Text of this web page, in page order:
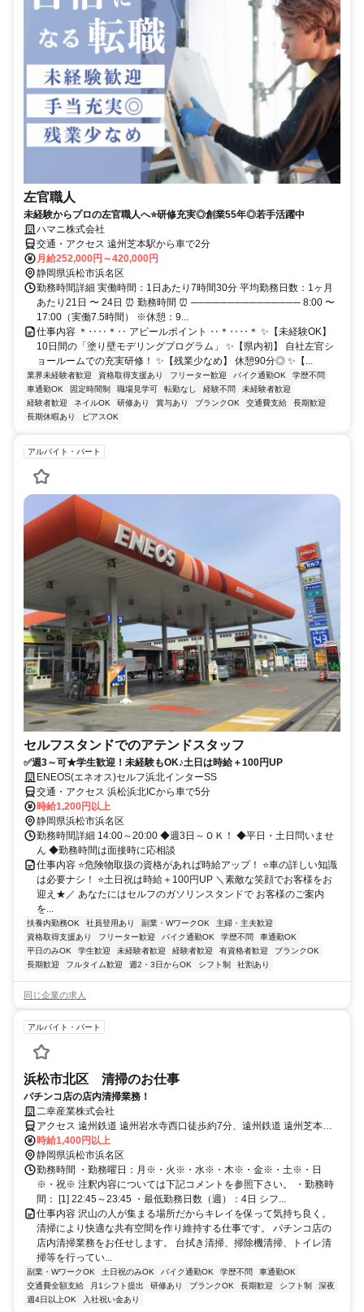
左官職人
未経験からプロの左官職人へ⭐研修充実◎創業55年◎若手活躍中
ハマニ株式会社
交通・アクセス 遠州芝本駅から車で2分
月給252,000円～420,000円
静岡県浜松市浜名区
勤務時間詳細 実働時間：1日あたり7時間30分 平均勤務日数：1ヶ月
あたり21日 〜 24日 ⏰ 勤務時間 ⏰ ─────────────── 8:00 〜
17:00（実働7.5時間） ※休憩：9...
仕事内容 ＊‥‥＊‥ アピールポイント ‥＊‥‥＊ ✨【未経験OK】
10日間の「塗り壁モデリングプログラム」 ✨【県内初】 自社左官シ
ョールームでの充実研修！ ✨【残業少なめ】 休憩90分◎ ✨【...
業界未経験者歓迎 資格取得支援あり フリーター歓迎 バイク通勤OK
学歴不問
車通勤OK
固定時間制 職場見学可 転勤なし 経験不問
未経験者歓迎
経験者歓迎
ネイルOK 研修あり 賞与あり ブランクOK 交通費支給
長期歓迎
長期休暇あり
ピアスOK
アルバイト・パート
セルフスタンドでのアテンドスタッフ
✅週3～可★学生歓迎！未経験もOK♪土日は時給＋100円UP
ENEOS(エネオス)セルフ浜北インターSS
交通・アクセス 浜松浜北ICから車で5分
時給1,200円以上
静岡県浜松市浜名区
勤務時間詳細 14:00～20:00 ◆週3日～ＯＫ！ ◆平日・土日問いませ
ん ◆勤務時間は面接時に応相談
仕事内容 ⭐危険物取扱の資格があれば時給アップ！ ⭐車の詳しい知識
は必要ナシ！ ⭐土日祝は時給＋100円UP ＼素敵な笑顔でお客様をお
迎え★／ あなたにはセルフのガソリンスタンドで お客様のご案内
を...
扶養内勤務OK 社員登用あり 副業・WワークOK
主婦・主夫歓迎
資格取得支援あり
フリーター歓迎 バイク通勤OK 学歴不問
車通勤OK
平日のみOK
学生歓迎 未経験者歓迎 経験者歓迎 有資格者歓迎
ブランクOK
長期歓迎
フルタイム歓迎 週2・3日からOK シフト制 社割あり
同じ企業の求人
アルバイト・パート
浜松市北区 清掃のお仕事
パチンコ店の店内清掃業務！
二幸産業株式会社
アクセス 遠州鉄道 遠州岩水寺西口徒歩約7分、遠州鉄道 遠州芝本徒
歩約11分、天竜浜名湖線 岩水寺徒歩約16分
時給1,400円以上
静岡県浜松市浜名区
勤務時間 ・勤務曜日：月※・火※・水※・木※・金※・土※・日
※・祝※ 注釈内容については下記コメントを参照下さい。 ・勤務時
間： [1] 22:45～23:45 ・最低勤務日数（週）：4日 シフ...
仕事内容 沢山の人が集まる場所だからキレイを保って気持ち良く。
清掃により快適な共有空間を作り維持する仕事です。 パチンコ店の
店内清掃業務をお任せします。 台拭き清掃、掃除機清掃、トイレ清
掃等を行ってい...
副業・WワークOK 土日祝のみOK バイク通勤OK 学歴不問
車通勤OK
交通費全額支給
月1シフト提出 研修あり ブランクOK 長期歓迎 シフト制
深夜
週4日以上OK
入社祝い金あり